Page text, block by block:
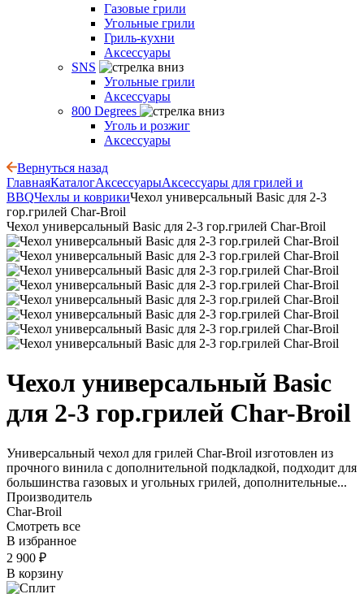
Газовые грили
Угольные грили
Гриль-кухни
Аксессуары
SNS
Угольные грили
Аксессуары
800 Degrees
Уголь и розжиг
Аксессуары
Вернуться назад
ГлавнаяКаталогАксессуарыАксессуары для грилей и
BBQЧехлы и коврикиЧехол универсальный Basic для 2-3
гор.грилей Char-Broil
Чехол универсальный Basic для 2-3 гор.грилей Char-Broil
Чехол универсальный Basic
для 2-3 гор.грилей Char-Broil
Универсальный чехол для грилей Char-Broil изготовлен из
прочного винила с дополнительной подкладкой, подходит для
большинства газовых и угольных грилей, дополнительные...
Производитель
Char-Broil
Смотреть все
В избранное
2 900 ₽
В корзину